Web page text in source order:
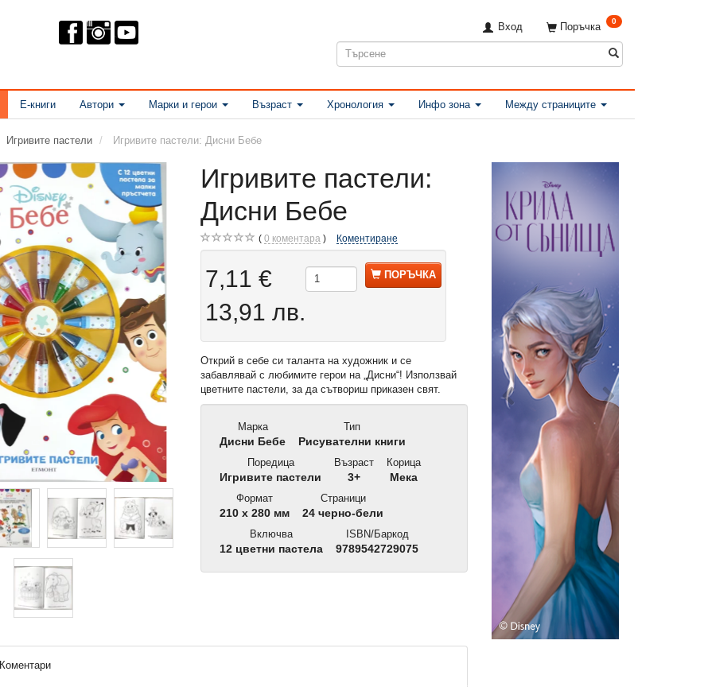
Поръчка 0
Вход
Е-книги Автори Марки и герои Възраст Хронология Инфо зона Между страниците
Игривите пастели Игривите пастели: Дисни Бебе
Игривите пастели:
Дисни Бебе
0 коментара Коментиране
7,11 €
13,91 лв.
ПОРЪЧКА
Открий в себе си таланта на художник и се
забавлявай с любимите герои на „Дисни“! Използвай
цветните пастели, за да сътвориш приказен свят.
Марка
Дисни Бебе
Тип
Рисувателни книги
Поредица
Игривите пастели
Възраст
3+
Корица
Мека
Формат
210 x 280 мм
Страници
24 черно-бели
Включва
12 цветни пастела
ISBN/Баркод
9789542729075
Коментари